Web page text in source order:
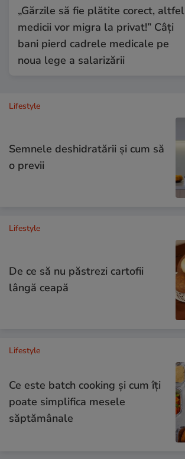
„Gărzile să fie plătite corect, altfel
medicii vor migra la privat!” Câți
bani pierd cadrele medicale pe
noua lege a salarizării
Lifestyle
Semnele deshidratării și cum să
o previi
Lifestyle
De ce să nu păstrezi cartofii
lângă ceapă
Lifestyle
Ce este batch cooking și cum îți
poate simplifica mesele
săptămânale